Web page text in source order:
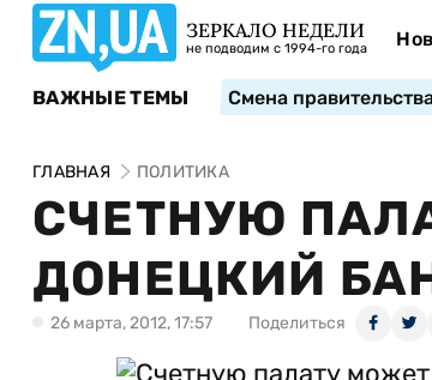
ЗЕРКАЛО НЕДЕЛИ
не подводим с 1994-го года
ВАЖНЫЕ ТЕМЫ Смена
ГЛАВНАЯ ПОЛИТИКА
СЧЕТНУЮ
ДОНЕЦКИЙ
26 марта, 2012, 17:57 Поделиться